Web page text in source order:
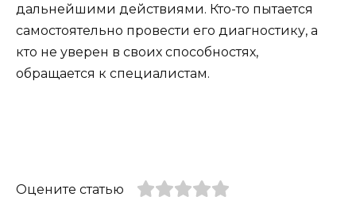
дальнейшими действиями. Кто-то пытается
самостоятельно провести его диагностику, а
кто не уверен в своих способностях,
обращается к специалистам.
Оцените статью